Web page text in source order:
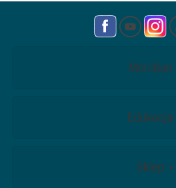
Meridian
Edukacja
Sklep